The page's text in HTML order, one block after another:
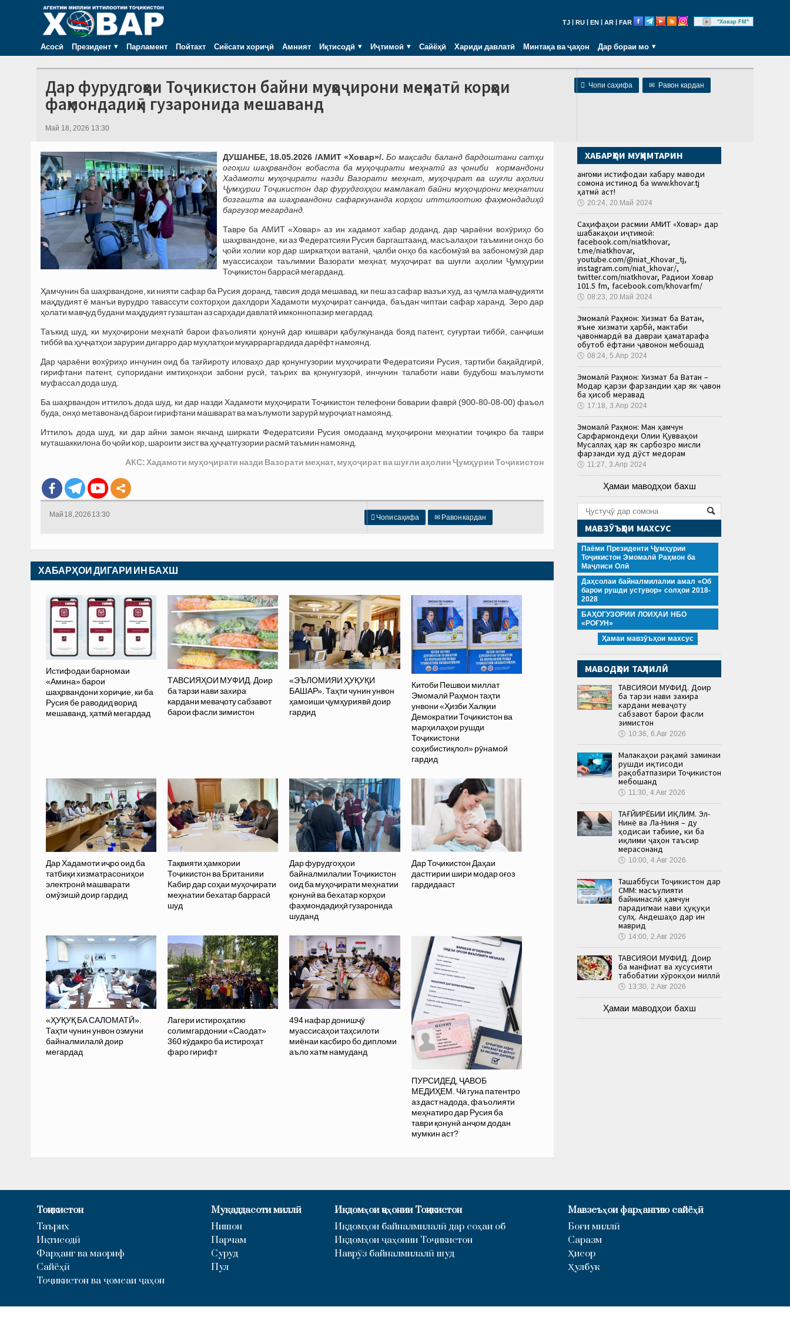
TJ RU EN AR FAR "Ховар FM"
Асосӣ Президент Парламент Пойтахт Сиёсати хориҷӣ Амният Иқтисодӣ Иҷтимоӣ Сайёҳӣ Хариди давлатӣ Минтақа ва ҷаҳон Дар бораи мо
 Чопи саҳифа ✉ Равон кардан
Дар фурудгоҳҳои Тоҷикистон байни муҳоҷирони меҳнатӣ корҳои
фаҳмондадиҳӣ гузаронида мешаванд
Май 18, 2026 13:30
ДУШАНБЕ, 18.05.2026 /АМИТ «Ховар»/. Бо мақсади баланд бардоштани сатҳи
огоҳии шаҳрвандон вобаста ба муҳоҷирати меҳнатӣ аз ҷониби кормандони
Хадамоти муҳоҷирати назди Вазорати меҳнат, муҳоҷират ва шуғли аҳолии
Ҷумҳурии Тоҷикистон дар фурудгоҳҳои мамлакат байни муҳоҷирони меҳнатии
бозгашта ва шаҳрвандони сафаркунанда корҳои иттилоотию фаҳмондадиҳӣ
баргузор мегарданд.
Тавре ба АМИТ «Ховар» аз ин хадамот хабар доданд, дар ҷараёни вохӯриҳо бо
шаҳрвандоне, ки аз Федератсияи Русия баргаштаанд, масъалаҳои таъмини онҳо бо
ҷойи холии кор дар ширкатҳои ватанӣ, ҷалби онҳо ба касбомӯзӣ ва забономӯзӣ дар
муассисаҳои таълимии Вазорати меҳнат, муҳоҷират ва шуғли аҳолии Ҷумҳурии
Тоҷикистон баррасӣ мегарданд.
Ҳамчунин ба шаҳрвандоне, ки нияти сафар ба Русия доранд, тавсия дода мешавад, ки пеш аз сафар вазъи худ, аз ҷумла мавҷудияти
маҳдудият ё манъи вурудро тавассути сохторҳои дахлдори Хадамоти муҳоҷират санҷида, баъдан чиптаи сафар харанд. Зеро дар
ҳолати мавҷуд будани маҳдудият гузаштан аз сарҳади давлатӣ имконнопазир мегардад.
Таъкид шуд, ки муҳоҷирони меҳнатӣ барои фаъолияти қонунӣ дар кишвари қабулкунанда бояд патент, суғуртаи тиббӣ, санҷиши
тиббӣ ва ҳуҷҷатҳои зарурии дигарро дар муҳлатҳои муқарраргардида дарёфт намоянд.
Дар ҷараёни вохӯриҳо инчунин оид ба тағйироту иловаҳо дар қонунгузории муҳоҷирати Федератсияи Русия, тартиби бақайдгирӣ,
гирифтани патент, супоридани имтиҳонҳои забони русӣ, таърих ва қонунгузорӣ, инчунин талаботи нави будубош маълумоти
муфассал дода шуд.
Ба шаҳрвандон иттилоъ дода шуд, ки дар назди Хадамоти муҳоҷирати Тоҷикистон телефони боварии фаврӣ (900-80-08-00) фаъол
буда, онҳо метавонанд барои гирифтани машварат ва маълумоти зарурӣ муроҷиат намоянд.
Иттилоъ дода шуд, ки дар айни замон якчанд ширкати Федератсияи Русия омодаанд муҳоҷирони меҳнатии тоҷикро ба таври
муташаккилона бо ҷойи кор, шароити зист ва ҳуҷҷатгузории расмӣ таъмин намоянд.
АКС: Хадамоти муҳоҷирати назди Вазорати меҳнат, муҳоҷират ва шуғли аҳолии Ҷумҳурии Тоҷикистон
 Чопи саҳифа ✉ Равон кардан
Май 18, 2026 13:30
ХАБАРҲОИ ДИГАРИ ИН БАХШ
Истифодаи барномаи
«Амина» барои
шаҳрвандони хориҷие, ки ба
Русия бе раводид ворид
мешаванд, ҳатмӣ мегардад
ТАВСИЯҲОИ МУФИД. Доир
ба тарзи нави захира
кардани меваҷоту сабзавот
барои фасли зимистон
«ЭЪЛОМИЯИ ҲУҚУҚИ
БАШАР». Таҳти чунин унвон
ҳамоиши ҷумҳуриявӣ доир
гардид
Китоби Пешвои миллат
Эмомалӣ Раҳмон таҳти
унвони «Ҳизби Халқии
Демократии Тоҷикистон ва
марҳилаҳои рушди
Тоҷикистони
соҳибистиқлол» рӯнамоӣ
гардид
Дар Хадамоти иҷро оид ба
татбиқи хизматрасониҳои
электронӣ машварати
омӯзишӣ доир гардид
Тақвияти ҳамкории
Тоҷикистон ва Британияи
Кабир дар соҳаи муҳоҷирати
меҳнатии бехатар баррасӣ
шуд
Дар фурудгоҳҳои
байналмилалии Тоҷикистон
оид ба муҳоҷирати меҳнатии
қонунӣ ва бехатар корҳои
фаҳмондадиҳӣ гузаронида
шуданд
Дар Тоҷикистон Даҳаи
дастгирии шири модар оғоз
гардидааст
«ҲУҚУҚ БА САЛОМАТӢ».
Таҳти чунин унвон озмуни
байналмилалӣ доир
мегардад
Лагери истироҳатию
солимгардонии «Саодат»
360 кӯдакро ба истироҳат
фаро гирифт
494 нафар донишҷӯ
муассисаҳои таҳсилоти
миёнаи касбиро бо дипломи
аъло хатм намуданд
ПУРСИДЕД, ҶАВОБ
МЕДИҲЕМ. Чӣ гуна патентро
аз даст надода, фаъолияти
меҳнатиро дар Русия ба
таври қонунӣ анҷом додан
мумкин аст?
ХАБАРҲОИ МУҲИМТАРИН
Ҳангоми истифодаи хабару маводи
сомона истинод ба www.khovar.tj
ҳатмӣ аст!
🕔 20:24, 20.Май 2024
Саҳифаҳои расмии АМИТ «Ховар» дар
шабакаҳои иҷтимоӣ:
facebook.com/niatkhovar,
t.me/niatkhovar,
youtube.com/@niat_Khovar_tj,
instagram.com/niat_khovar/,
twitter.com/niatkhovar, Радиои Ховар
101.5 fm, facebook.com/khovarfm/
🕔 08:23, 20.Май 2024
Эмомалӣ Раҳмон: Хизмат ба Ватан,
яъне хизмати ҳарбӣ, мактаби
ҷавонмардӣ ва давраи ҳаматарафа
обутоб ёфтани ҷавонон мебошад
🕔 08:24, 5.Апр 2024
Эмомалӣ Раҳмон: Хизмат ба Ватан –
Модар қарзи фарзандии ҳар як ҷавон
ба ҳисоб меравад
🕔 17:18, 3.Апр 2024
Эмомалӣ Раҳмон: Ман ҳамчун
Сарфармондеҳи Олии Қувваҳои
Мусаллаҳ ҳар як сарбозро мисли
фарзанди худ дӯст медорам
🕔 11:27, 3.Апр 2024
Ҳамаи маводҳои бахш
МАВЗӮЪҲОИ МАХСУС
Паёми Президенти Ҷумҳурии
Тоҷикистон Эмомалӣ Раҳмон ба
Маҷлиси Олӣ
Даҳсолаи байналмилалии амал «Об
барои рушди устувор» солҳои 2018-
2028
БАҲОГУЗОРИИ ЛОИҲАИ НБО
«РОҒУН»
Ҳамаи мавзӯъҳои махсус
МАВОДҲОИ ТАҲЛИЛӢ
ТАВСИЯҲОИ МУФИД. Доир
ба тарзи нави захира
кардани меваҷоту
сабзавот барои фасли
зимистон
🕔 10:36, 6.Авг 2026
Малакаҳои рақамӣ заминаи
рушди иқтисоди
рақобатпазири Тоҷикистон
мебошанд
🕔 11:30, 4.Авг 2026
ТАҒЙИРЁБИИ ИҚЛИМ. Эл-
Нинё ва Ла-Ниня – ду
ҳодисаи табиие, ки ба
иқлими ҷаҳон таъсир
мерасонанд
🕔 10:00, 4.Авг 2026
Ташаббуси Тоҷикистон дар
СММ: масъулияти
байнинаслӣ ҳамчун
парадигмаи нави ҳуқуқи
сулҳ. Андешаҳо дар ин
маврид
🕔 14:00, 2.Авг 2026
ТАВСИЯҲОИ МУФИД. Доир
ба манфиат ва хусусияти
табобатии хӯрокҳои миллӣ
🕔 13:30, 2.Авг 2026
Ҳамаи маводҳои бахш
Тоҷикистон
Таърих
Иқтисодӣ
Фарҳанг ва маориф
Сайёҳӣ
Тоҷикистон ва ҷомеаи ҷаҳон
Муқаддасоти миллӣ
Нишон
Парчам
Суруд
Пул
Иқдомҳои ҷаҳонии Тоҷикистон
Иқдомҳои байналмилалӣ дар соҳаи об
Иқдомҳои ҷаҳонии Тоҷикистон
Наврӯз байналмилалӣ шуд
Мавзеъҳои фарҳангию сайёҳӣ
Боғи миллӣ
Саразм
Ҳисор
Ҳулбук